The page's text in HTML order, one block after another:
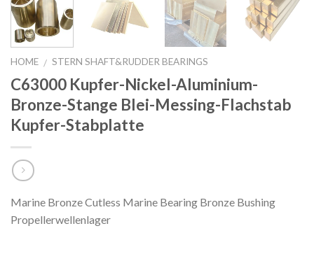
HOME / STERN SHAFT&RUDDER BEARINGS
C63000 Kupfer-Nickel-Aluminium-
Bronze-Stange Blei-Messing-Flachstab
Kupfer-Stabplatte
Marine Bronze Cutless Marine Bearing Bronze Bushing
Propellerwellenlager